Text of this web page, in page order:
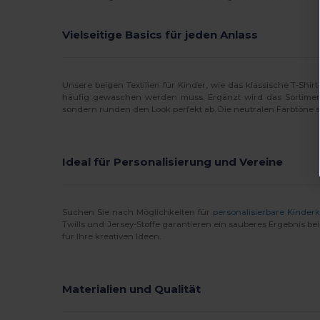
Vielseitige Basics für jeden Anlass
Unsere beigen Textilien für Kinder, wie das klassische T-
häufig gewaschen werden muss. Ergänzt wird das
sondern runden den Look perfekt ab. Die neutralen Farbtöne
Ideal für Personalisierung und Vereine
Suchen Sie nach Möglichkeiten für personalisierbare
Twills und Jersey-Stoffe garantieren ein sauberes Ergebnis
für Ihre kreativen Ideen.
Materialien und Qualität